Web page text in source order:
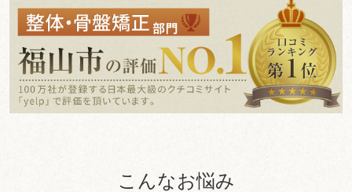
こんなお悩み